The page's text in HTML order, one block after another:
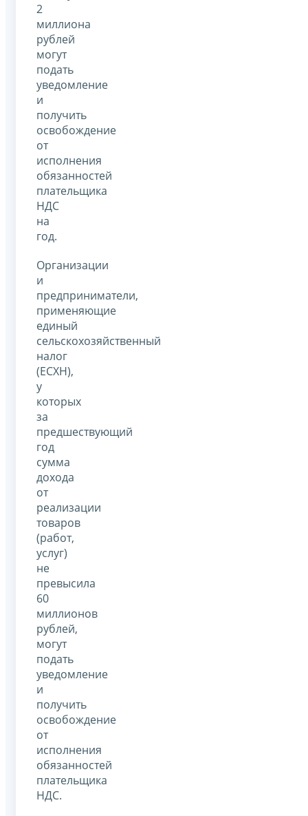
2
миллиона
рублей
могут
подать
уведомление
и
получить
освобождение
от
исполнения
обязанностей
плательщика
НДС
на
год.
Организации
и
предприниматели,
применяющие
единый
сельскохозяйственный
налог
(ЕСХН),
у
которых
за
предшествующий
год
сумма
дохода
от
реализации
товаров
(работ,
услуг)
не
превысила
60
миллионов
рублей,
могут
подать
уведомление
и
получить
освобождение
от
исполнения
обязанностей
плательщика
НДС.